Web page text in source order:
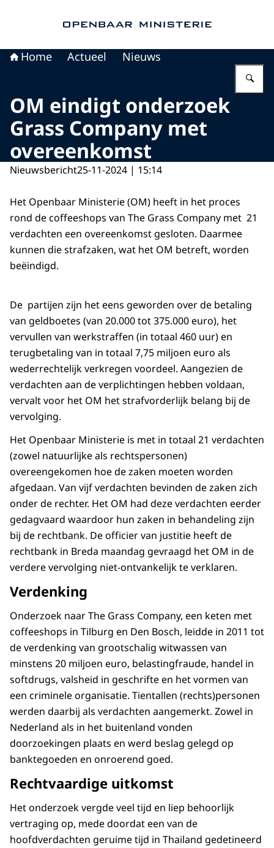
Home Actueel Nieuws
OM eindigt onderzoek
Grass Company met
overeenkomst
Nieuwsbericht25-11-2024 | 15:14
Het Openbaar Ministerie (OM) heeft in het proces
rond de coffeeshops van The Grass Company met 21
verdachten een overeenkomst gesloten. Daarmee
kunnen die strafzaken, wat het OM betreft, worden
beëindigd.
De partijen zijn het eens geworden over de betaling
van geldboetes (van 20.000 tot 375.000 euro), het
vervullen van werkstraffen (in totaal 460 uur) en
terugbetaling van in totaal 7,75 miljoen euro als
wederrechtelijk verkregen voordeel. Aangezien de
verdachten aan de verplichtingen hebben voldaan,
vervalt voor het OM het strafvorderlijk belang bij de
vervolging.
Het Openbaar Ministerie is met in totaal 21 verdachten
(zowel natuurlijke als rechtspersonen)
overeengekomen hoe de zaken moeten worden
afgedaan. Van vijf verdachten bevinden de zaken zich
onder de rechter. Het OM had deze verdachten eerder
gedagvaard waardoor hun zaken in behandeling zijn
bij de rechtbank. De officier van justitie heeft de
rechtbank in Breda maandag gevraagd het OM in de
verdere vervolging niet-ontvankelijk te verklaren.
Verdenking
Onderzoek naar The Grass Company, een keten met
coffeeshops in Tilburg en Den Bosch, leidde in 2011 tot
de verdenking van grootschalig witwassen van
minstens 20 miljoen euro, belastingfraude, handel in
softdrugs, valsheid in geschrifte en het vormen van
een criminele organisatie. Tientallen (rechts)personen
werden daarbij als verdachten aangemerkt. Zowel in
Nederland als in het buitenland vonden
doorzoekingen plaats en werd beslag gelegd op
banktegoeden en onroerend goed.
Rechtvaardige uitkomst
Het onderzoek vergde veel tijd en liep behoorlijk
vertraging op, mede doordat een van de
hoofdverdachten geruime tijd in Thailand gedetineerd